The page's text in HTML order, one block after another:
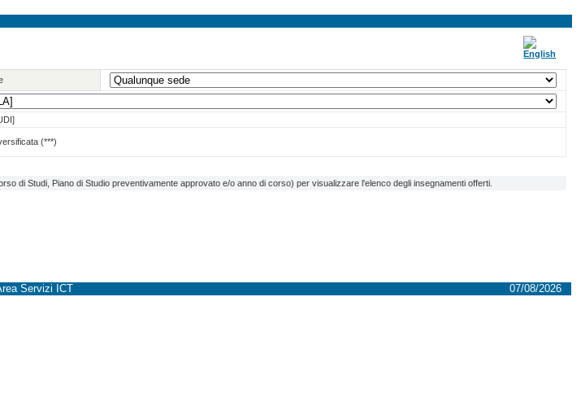
(***)
di Studi, Piano di Studio preventivamente approvato e/o anno di corso) per visualizzare l'elenco degli insegnamenti offerti.
Servizi ICT 07/08/2026